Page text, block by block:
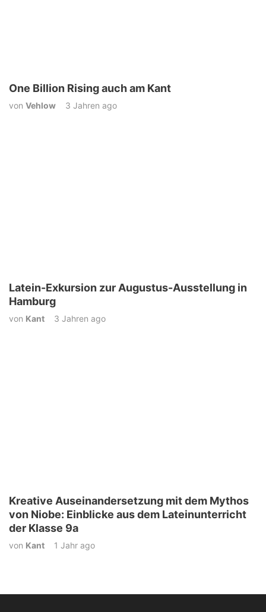
One Billion Rising auch am Kant
von Vehlow 3 Jahren ago
Latein-Exkursion zur Augustus-Ausstellung in
Hamburg
von Kant 3 Jahren ago
Kreative Auseinandersetzung mit dem Mythos
von Niobe: Einblicke aus dem Lateinunterricht
der Klasse 9a
von Kant 1 Jahr ago